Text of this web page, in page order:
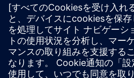
世界各地の事業拠点
サポート・センター
ご意見・ご要望
違法コピーの連絡先